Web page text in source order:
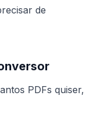
de
PDFs quiser,